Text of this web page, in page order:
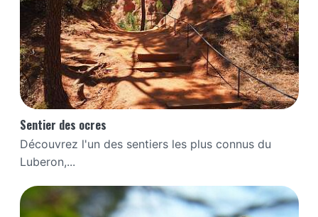
Sentier des ocres
Découvrez l'un des sentiers les plus connus du
Luberon,...